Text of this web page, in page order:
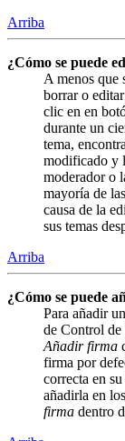
Arriba
¿Cómo se puede
A menos que
borrar o
clic en en
durante un
tema,
modificado y
moderador o
mayoría de
causa de la
sus temas
Arriba
¿Cómo se puede
Para añadir
de Control de
Añadir firma
firma por
correcta en
añadirla en
firma dentro